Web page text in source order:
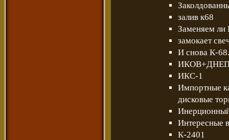
залив к68
Заменяем ли
замокает
И снова К-
ИКС-1
Импортные
дисковые
Интересные
К-2401